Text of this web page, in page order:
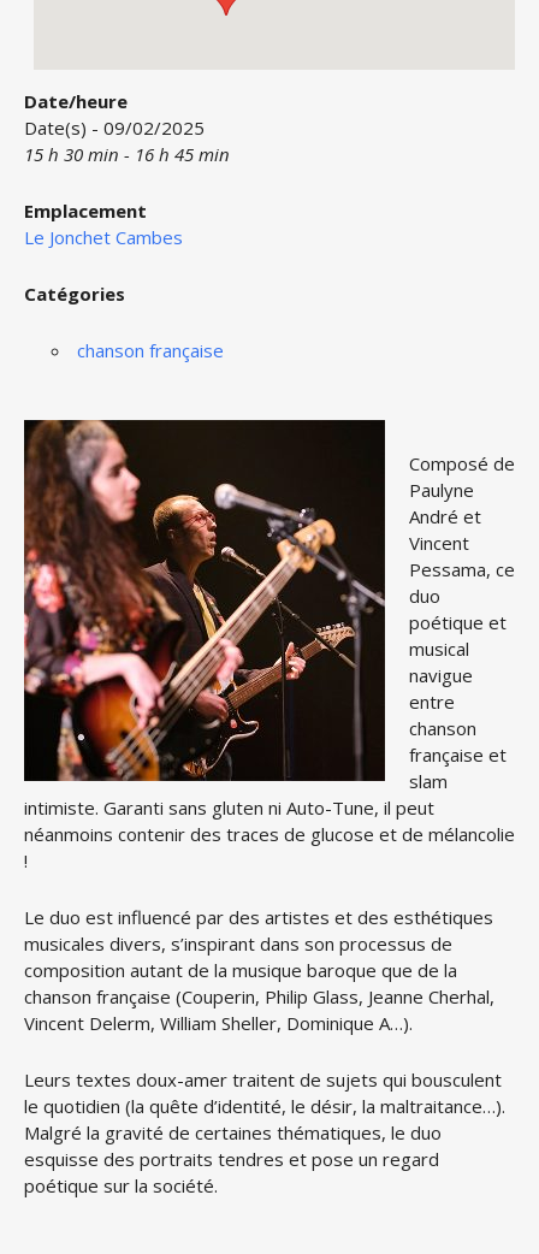
Date/heure
Date(s) - 09/02/2025
15 h 30 min - 16 h 45 min
Emplacement
Le Jonchet Cambes
Catégories
chanson française
Composé de
Paulyne
André et
Vincent
Pessama, ce
duo
poétique et
musical
navigue
entre
chanson
française et
slam
intimiste. Garanti sans gluten ni Auto-Tune, il peut
néanmoins contenir des traces de glucose et de mélancolie
!
Le duo est influencé par des artistes et des esthétiques
musicales divers, s’inspirant dans son processus de
composition autant de la musique baroque que de la
chanson française (Couperin, Philip Glass, Jeanne Cherhal,
Vincent Delerm, William Sheller, Dominique A…).
Leurs textes doux-amer traitent de sujets qui bousculent
le quotidien (la quête d’identité, le désir, la maltraitance…).
Malgré la gravité de certaines thématiques, le duo
esquisse des portraits tendres et pose un regard
poétique sur la société.